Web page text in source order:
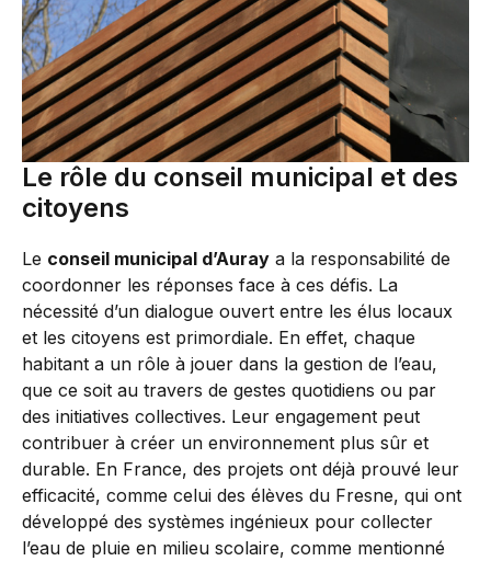
Le rôle du conseil municipal et des
citoyens
Le conseil municipal d’Auray a la responsabilité de
coordonner les réponses face à ces défis. La
nécessité d’un dialogue ouvert entre les élus locaux
et les citoyens est primordiale. En effet, chaque
habitant a un rôle à jouer dans la gestion de l’eau,
que ce soit au travers de gestes quotidiens ou par
des initiatives collectives. Leur engagement peut
contribuer à créer un environnement plus sûr et
durable. En France, des projets ont déjà prouvé leur
efficacité, comme celui des élèves du Fresne, qui ont
développé des systèmes ingénieux pour collecter
l’eau de pluie en milieu scolaire, comme mentionné